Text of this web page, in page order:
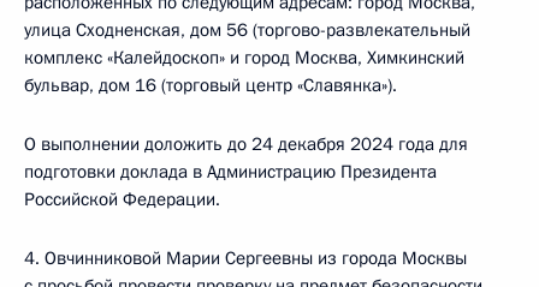
улица Сходненская, дом 56 (торгово-развлекательный
комплекс «Калейдоскоп» и город Москва, Химкинский
бульвар, дом 16 (торговый центр «Славянка»).
О выполнении доложить до 24 декабря 2024 года для
подготовки доклада в Администрацию Президента
Российской Федерации.
4. Овчинниковой Марии Сергеевны из города Москвы